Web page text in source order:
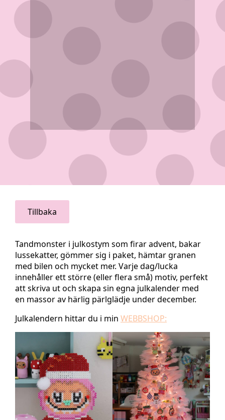
Tillbaka
Tandmonster i julkostym som firar advent, bakar
lussekatter, gömmer sig i paket, hämtar granen
med bilen och mycket mer. Varje dag/lucka
innehåller ett större (eller flera små) motiv, perfekt
att skriva ut och skapa sin egna julkalender med
en massor av härlig pärlglädje under december.
Julkalendern hittar du i min WEBBSHOP: